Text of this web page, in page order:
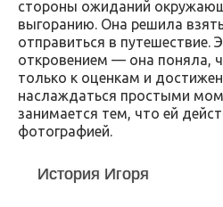
стороны ожиданий
выгоранию. Она решила
отправиться в путешествие.
откровением — она поняла,
только к оценкам и
наслаждаться простыми
занимается тем, что ей
фотографией.
История Игоря